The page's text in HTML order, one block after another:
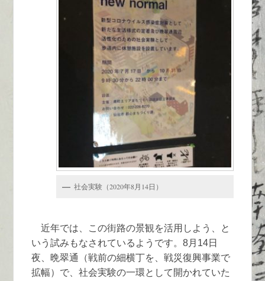
社会実験（2020年8月14日）
近年では、この街路の景観を活用しよう、と
いう試みもなされているようです。8月14日
夜、晩翠通（戦前の細横丁を、戦災復興事業で
拡幅）で、社会実験の一環として開かれていた